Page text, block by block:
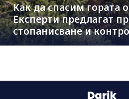
Как да спасим гората
Експерти предлагат
стопанисване и
дърводобив